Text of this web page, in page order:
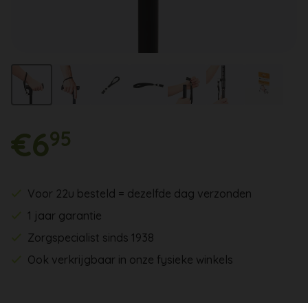
€695
Voor 22u besteld = dezelfde dag verzonden
1 jaar garantie
Zorgspecialist sinds 1938
Ook verkrijgbaar in onze fysieke winkels